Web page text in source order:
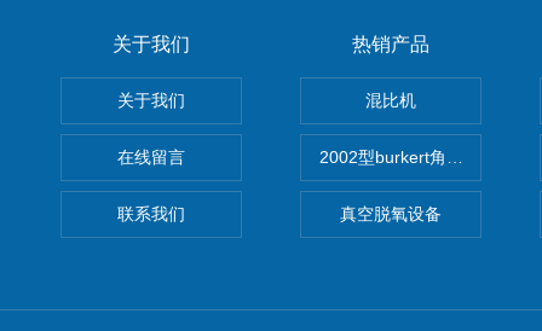
关于我们
关于我们
在线留言
联系我们
热销产品
混比机
2002型burkert角座阀
真空脱氧设备